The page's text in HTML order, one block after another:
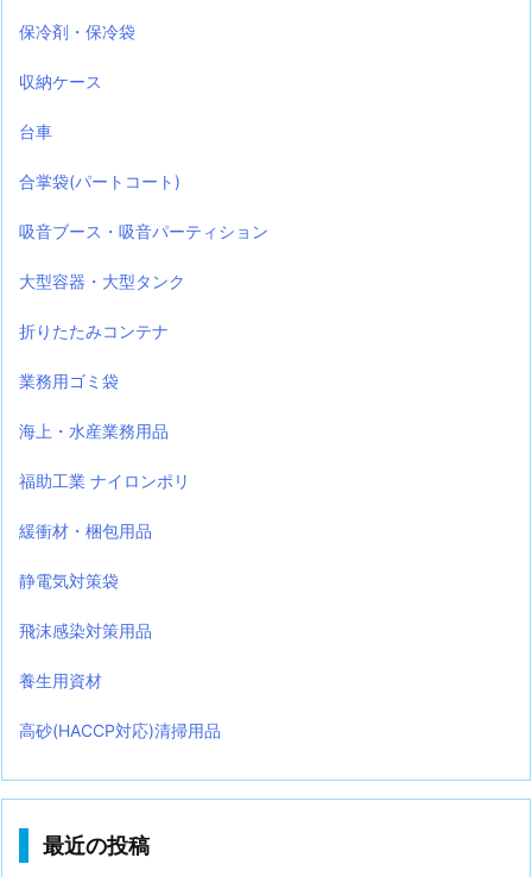
保冷剤・保冷袋
収納ケース
台車
合掌袋(パートコート)
吸音ブース・吸音パーティション
大型容器・大型タンク
折りたたみコンテナ
業務用ゴミ袋
海上・水産業務用品
福助工業 ナイロンポリ
緩衝材・梱包用品
静電気対策袋
飛沫感染対策用品
養生用資材
高砂(HACCP対応)清掃用品
最近の投稿